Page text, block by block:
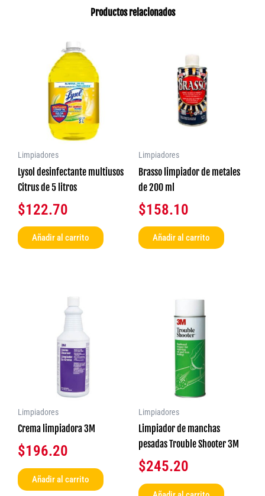
Productos relacionados
Limpiadores
Lysol desinfectante multiusos
Citrus de 5 litros
$122.70
Añadir al carrito
Limpiadores
Brasso limpiador de metales
de 200 ml
$158.10
Añadir al carrito
Limpiadores
Crema limpiadora 3M
$196.20
Añadir al carrito
Limpiadores
Limpiador de manchas
pesadas Trouble Shooter 3M
$245.20